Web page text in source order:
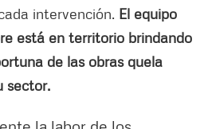
intervención. El equipo
está en territorio brindando
de las obras quela
sector.